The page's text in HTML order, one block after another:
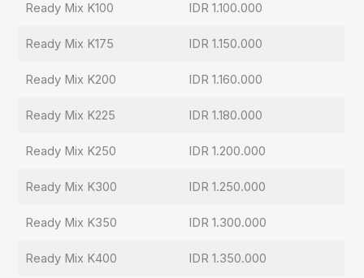
Ready Mix K100 IDR 1.100.000
Ready Mix K175 IDR 1.150.000
Ready Mix K200 IDR 1.160.000
Ready Mix K225 IDR 1.180.000
Ready Mix K250 IDR 1.200.000
Ready Mix K300 IDR 1.250.000
Ready Mix K350 IDR 1.300.000
Ready Mix K400 IDR 1.350.000